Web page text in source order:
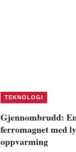
TEKNOLOGI
Gjennombrudd:
ferromagnet med
oppvarming